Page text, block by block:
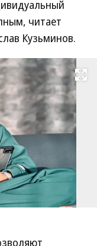
читает
Кузьминов.
Развернуть